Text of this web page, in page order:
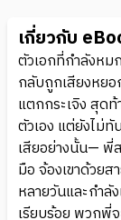
เกี่ยวกับ
ตัวเอกที่กำลังหม
กลับถูกเสียงหย
แตกกระเจิง สุด
ตัวเอง แต่ยังไม่ทั
เสียอย่างนั้น— พี่
มือ จ้องเขาด้วย
หลายวันและกำลั
เรียบร้อย พวกพี่